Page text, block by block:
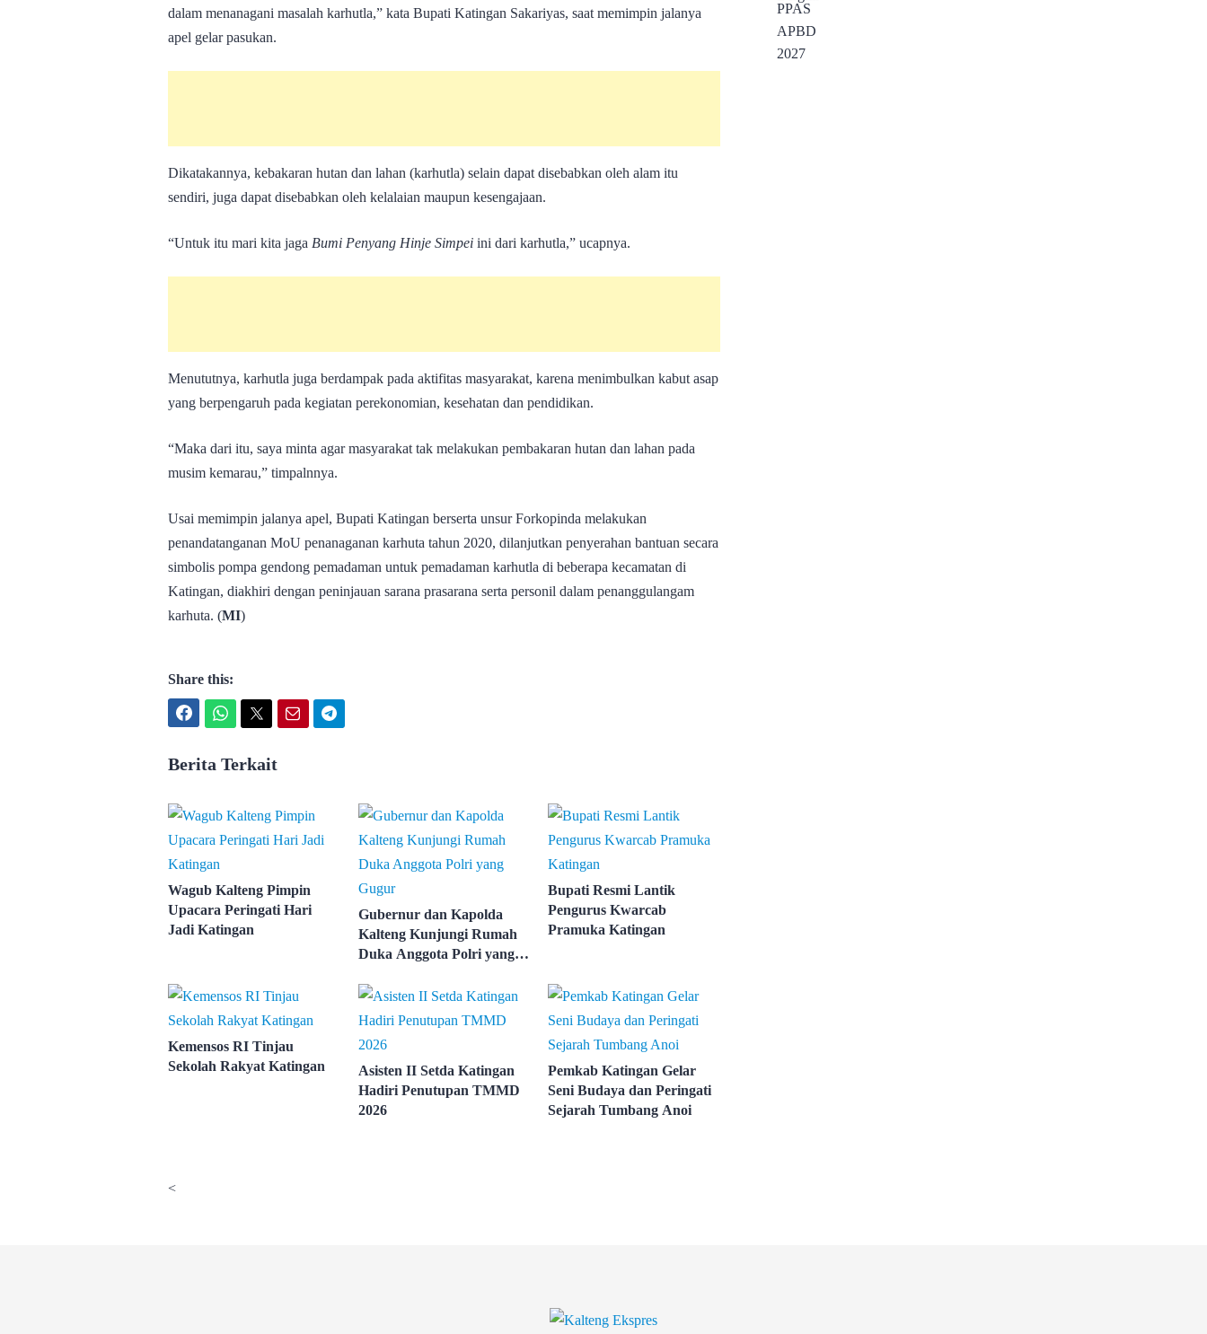
dalam menanagani masalah karhutla,” kata Bupati Katingan Sakariyas, saat memimpin jalanya
apel gelar pasukan.
Dikatakannya, kebakaran hutan dan lahan (karhutla) selain dapat disebabkan oleh alam itu
sendiri, juga dapat disebabkan oleh kelalaian maupun kesengajaan.
“Untuk itu mari kita jaga Bumi Penyang Hinje Simpei ini dari karhutla,” ucapnya.
Menututnya, karhutla juga berdampak pada aktifitas masyarakat, karena menimbulkan kabut asap
yang berpengaruh pada kegiatan perekonomian, kesehatan dan pendidikan.
“Maka dari itu, saya minta agar masyarakat tak melakukan pembakaran hutan dan lahan pada
musim kemarau,” timpalnnya.
Usai memimpin jalanya apel, Bupati Katingan berserta unsur Forkopinda melakukan
penandatanganan MoU penanaganan karhuta tahun 2020, dilanjutkan penyerahan bantuan secara
simbolis pompa gendong pemadaman untuk pemadaman karhutla di beberapa kecamatan di
Katingan, diakhiri dengan peninjauan sarana prasarana serta personil dalam penanggulangam
karhuta. (MI)
Share this:
Berita Terkait
Wagub Kalteng Pimpin
Upacara Peringati Hari
Jadi Katingan
Gubernur dan Kapolda
Kalteng Kunjungi Rumah
Duka Anggota Polri yang
Bupati Resmi Lantik
Pengurus Kwarcab
Pramuka Katingan
Kemensos RI Tinjau
Sekolah Rakyat Katingan
Asisten II Setda Katingan
Hadiri Penutupan TMMD
2026
Pemkab Katingan Gelar
Seni Budaya dan Peringati
Sejarah Tumbang Anoi
<